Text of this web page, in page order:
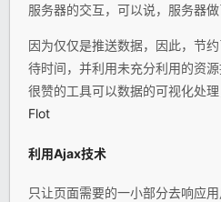
服务器的交互，可以说，服务器做
因为仅仅是推送数据，因此，节
待时间，并利用未充分利用的资
很赞的工具可以数据的可视化处理
Flot
利用Ajax技术
只让页面需要的一小部分去响应